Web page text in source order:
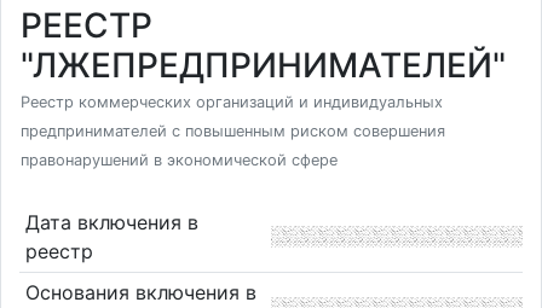
РЕЕСТР
"ЛЖЕПРЕДПРИНИМАТЕЛЕЙ"
Реестр коммерческих организаций и индивидуальных
предпринимателей с повышенным риском совершения
правонарушений в экономической сфере
Дата включения в
реестр
Основания включения в